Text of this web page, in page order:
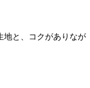
地と、コクがありなが